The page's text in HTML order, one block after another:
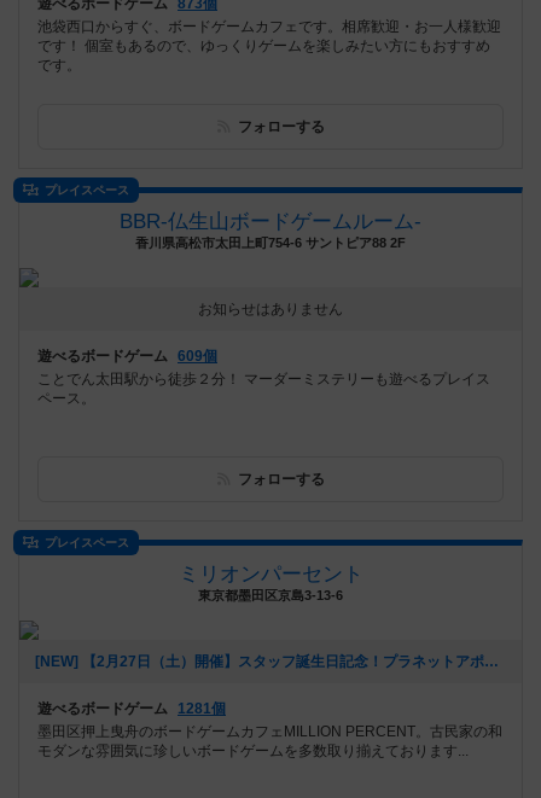
遊べるボードゲーム 873個
池袋西口からすぐ、ボードゲームカフェです。相席歓迎・お一人様歓迎
です！ 個室もあるので、ゆっくりゲームを楽しみたい方にもおすすめ
です。
フォローする
プレイスペース
BBR-仏生山ボードゲームルーム-
香川県高松市太田上町754-6 サントピア88 2F
お知らせはありません
遊べるボードゲーム 609個
ことでん太田駅から徒歩２分！ マーダーミステリーも遊べるプレイス
ペース。
フォローする
プレイスペース
ミリオンパーセント
東京都墨田区京島3-13-6
[NEW] 【2月27日（土）開催】スタッフ誕生日記念！プラネットアポカリプス会！！（2021年02月02日 13時24分）
遊べるボードゲーム
1281個
墨田区押上曳舟のボードゲームカフェMILLION PERCENT。古民家の和
モダンな雰囲気に珍しいボードゲームを多数取り揃えております...